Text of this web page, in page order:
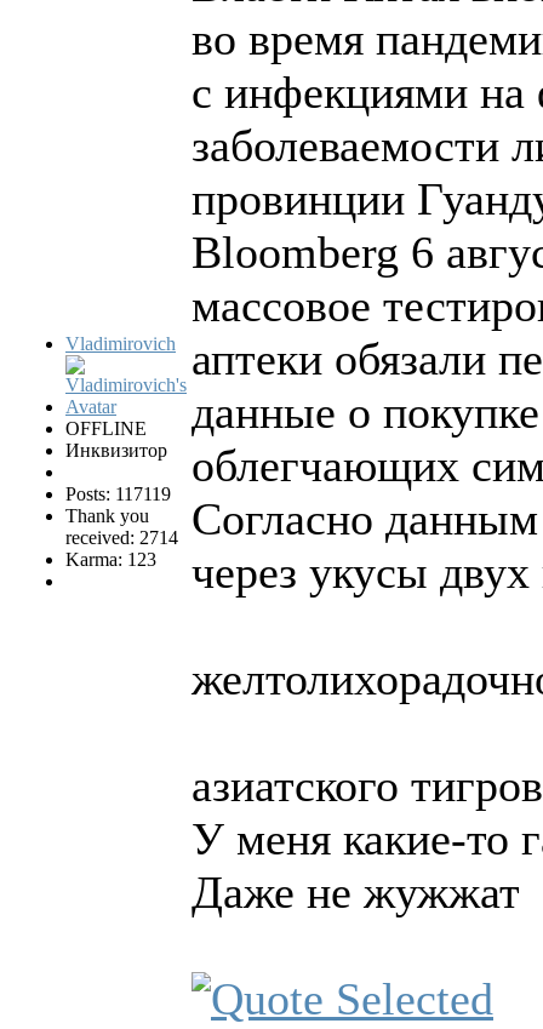
Vladimirovich
OFFLINE
Инквизитор
Posts: 117119
Thank you
received: 2714
Karma: 123
во время
с инфекциями на
заболеваемости
провинции
Bloomberg 6
массовое
аптеки обязали
данные о
облегчающих
Согласно
через укусы
азиатского
У меня какие-то
Даже не жужжат